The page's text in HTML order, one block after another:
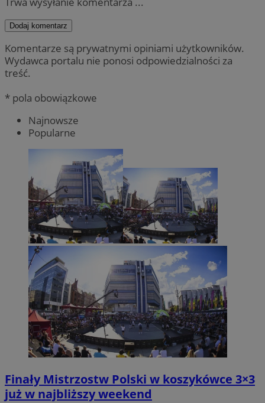
Dodaj komentarz
Komentarze są prywatnymi opiniami użytkowników.
Wydawca portalu nie ponosi odpowiedzialności za
treść.
* pola obowiązkowe
Najnowsze
Popularne
Finały Mistrzostw Polski w koszykówce 3×3
już w najbliższy weekend